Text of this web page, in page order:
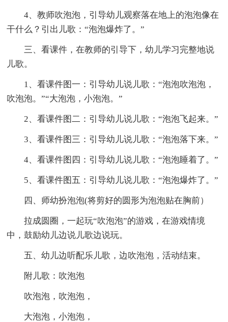
4、教师吹泡泡，引导幼儿观察落在地上的泡泡像在
干什么？引出儿歌：“泡泡爆炸了。”
三、看课件，在教师的引导下，幼儿学习完整地说
儿歌。
1、看课件图一：引导幼儿说儿歌：“泡泡吹泡泡，
吹泡泡。”“大泡泡，小泡泡。”
2、看课件图二：引导幼儿说儿歌：“泡泡飞起来。”
3、看课件图三：引导幼儿说儿歌：“泡泡落下来。”
4、看课件图四：引导幼儿说儿歌：“泡泡睡着了。”
5、看课件图五：引导幼儿说儿歌：“泡泡爆炸了。”
四、师幼扮泡泡(将剪好的圆形为泡泡贴在胸前）
拉成圆圈，一起玩“吹泡泡”的游戏，在游戏情境
中，鼓励幼儿边说儿歌边说玩。
五、幼儿边听配乐儿歌，边吹泡泡，活动结束。
附儿歌：吹泡泡
吹泡泡，吹泡泡，
大泡泡，小泡泡，